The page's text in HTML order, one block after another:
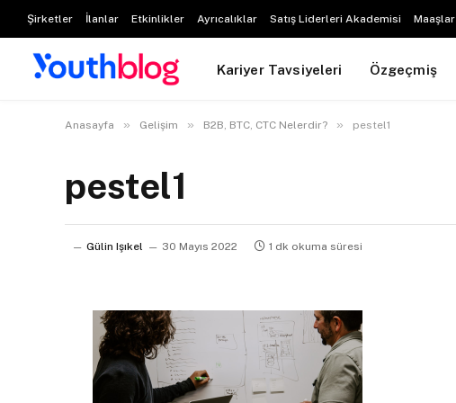
Şirketler İlanlar Etkinlikler Ayrıcalıklar Satış Liderleri Akademisi Maaşlar
Kariyer Tavsiyeleri Özgeçmiş
Anasayfa » Gelişim » B2B, BTC, CTC Nelerdir? » pestel1
pestel1
Gülin Işıkel 30 Mayıs 2022 1 dk okuma süresi